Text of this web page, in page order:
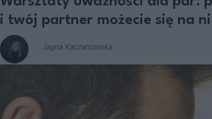
i twój partner możecie się na
Jagna Kaczanowska